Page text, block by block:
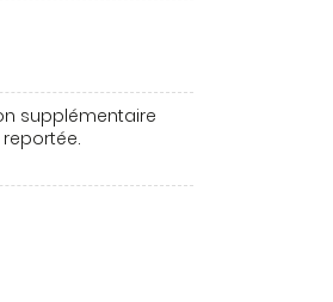
supplémentaire
reportée.